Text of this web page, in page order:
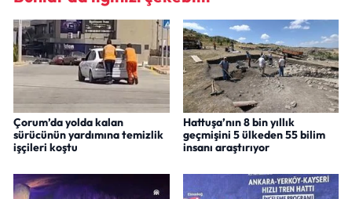
Çorum’da yolda kalan
sürücünün yardımına temizlik
işçileri koştu
Hattuşa’nın 8 bin yıllık
geçmişini 5 ülkeden 55 bilim
insanı araştırıyor